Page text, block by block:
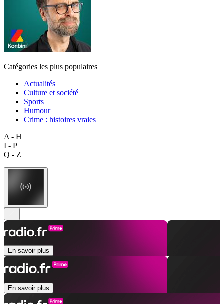
Catégories les plus populaires
Actualités
Culture et société
Sports
Humour
Crime : histoires vraies
A - H
I - P
Q - Z
En savoir plus
En savoir plus